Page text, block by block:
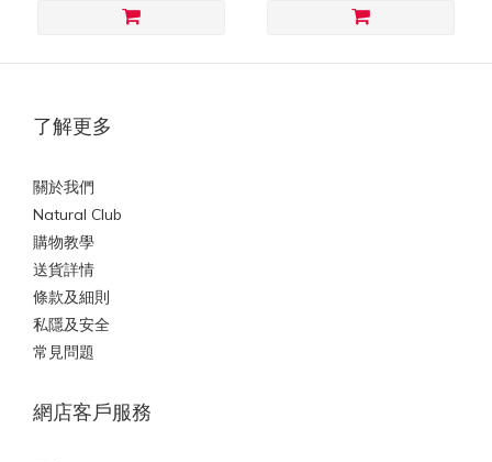
了解更多
關於我們
Natural Club
購物教學
送貨詳情
條款及細則
私隱及安全
常見問題
網店客戶服務